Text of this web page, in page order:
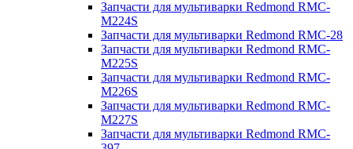
Запчасти для мультиварки Redmond RMC-
M224S
Запчасти для мультиварки Redmond RMC-28
Запчасти для мультиварки Redmond RMC-
M225S
Запчасти для мультиварки Redmond RMC-
M226S
Запчасти для мультиварки Redmond RMC-
M227S
Запчасти для мультиварки Redmond RMC-